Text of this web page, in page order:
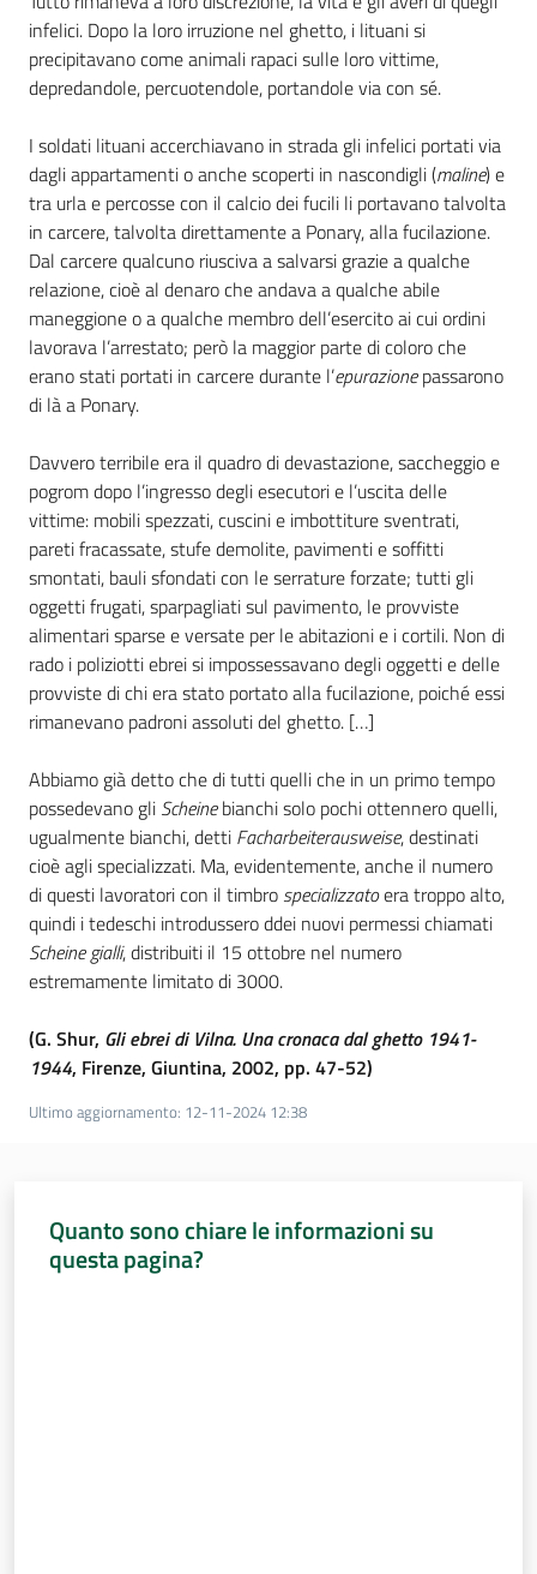
infelici. Dopo la loro irruzione nel ghetto, i lituani si
precipitavano come animali rapaci sulle loro vittime,
depredandole, percuotendole, portandole via con sé.
I soldati lituani accerchiavano in strada gli infelici portati via
dagli appartamenti o anche scoperti in nascondigli (maline) e
tra urla e percosse con il calcio dei fucili li portavano talvolta
in carcere, talvolta direttamente a Ponary, alla fucilazione.
Dal carcere qualcuno riusciva a salvarsi grazie a qualche
relazione, cioè al denaro che andava a qualche abile
maneggione o a qualche membro dell’esercito ai cui ordini
lavorava l’arrestato; però la maggior parte di coloro che
erano stati portati in carcere durante l’epurazionepassarono
di là a Ponary.
Davvero terribile era il quadro di devastazione, saccheggio e
pogrom dopo l’ingresso degli esecutori e l’uscita delle
vittime: mobili spezzati, cuscini e imbottiture sventrati,
pareti fracassate, stufe demolite, pavimenti e soffitti
smontati, bauli sfondati con le serrature forzate; tutti gli
oggetti frugati, sparpagliati sul pavimento, le provviste
alimentari sparse e versate per le abitazioni e i cortili. Non di
rado i poliziotti ebrei si impossessavano degli oggetti e delle
provviste di chi era stato portato alla fucilazione, poiché essi
rimanevano padroni assoluti del ghetto. […]
Abbiamo già detto che di tutti quelli che in un primo tempo
possedevano gli Scheinebianchi solo pochi ottennero quelli,
ugualmente bianchi, detti Facharbeiterausweise, destinati
cioè agli specializzati. Ma, evidentemente, anche il numero
di questi lavoratori con il timbro specializzatoera troppo alto,
quindi i tedeschi introdussero ddei nuovi permessi chiamati
Scheine gialli, distribuiti il 15 ottobre nel numero
estremamente limitato di 3000.
(G. Shur, Gli ebrei di Vilna. Una cronaca dal ghetto 1941-
1944, Firenze, Giuntina, 2002, pp. 47-52)
Ultimo aggiornamento: 12-11-2024 12:38
Quanto sono chiare le informazioni su
questa pagina?